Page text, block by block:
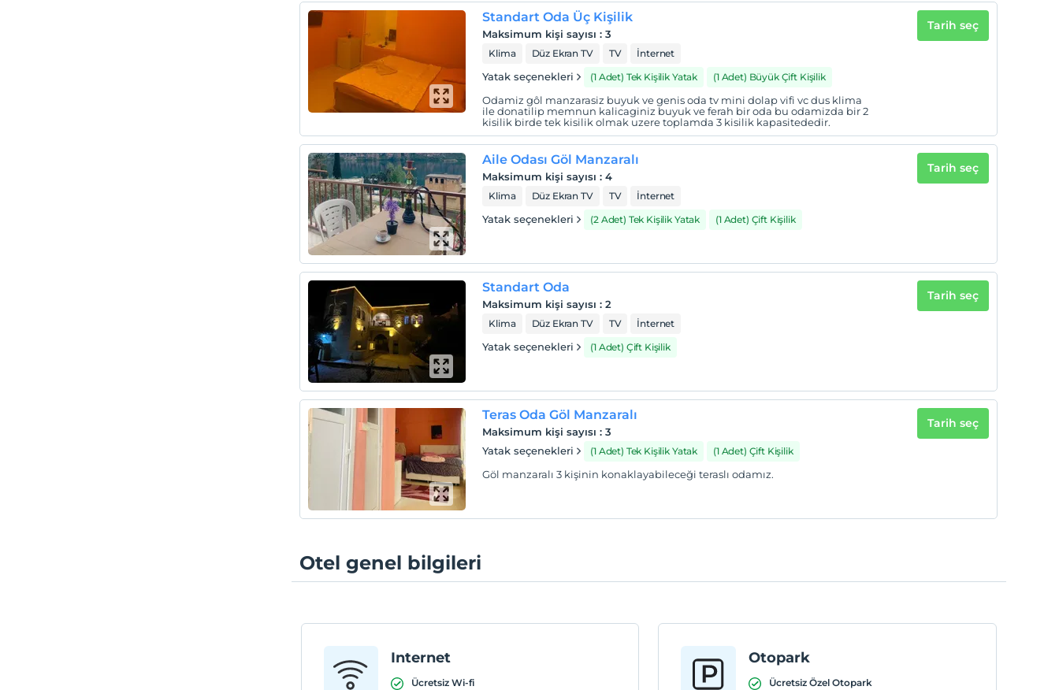
Standart Oda Üç Kişilik
Maksimum kişi sayısı :3
Klima Düz Ekran TV TV İnternet
Yatak seçenekleri (1 Adet) Tek Kişilik Yatak (1 Adet) Büyük Çift Kişilik
Odamiz gôl manzarasiz buyuk ve genis oda tv mini dolap vifi vc dus klima
ile donatilip memnun kalicaginiz buyuk ve ferah bir oda bu odamizda bir 2
kisilik birde tek kisilik olmak uzere toplamda 3 kisilik kapasitededir.
Tarih seç
Aile Odası Göl Manzaralı
Maksimum kişi sayısı :4
Klima Düz Ekran TV TV İnternet
Yatak seçenekleri (2 Adet) Tek Kişilik Yatak (1 Adet) Çift Kişilik
Tarih seç
Standart Oda
Maksimum kişi sayısı :2
Klima Düz Ekran TV TV İnternet
Yatak seçenekleri (1 Adet) Çift Kişilik
Tarih seç
Teras Oda Göl Manzaralı
Maksimum kişi sayısı :3
Yatak seçenekleri
(1 Adet) Tek Kişilik Yatak (1 Adet) Çift Kişilik
Göl manzaralı 3 kişinin konaklayabileceği teraslı odamız.
Tarih seç
Otel genel bilgileri
Internet
Ücretsiz Wi-fi
Otopark
Ücretsiz Özel Otopark